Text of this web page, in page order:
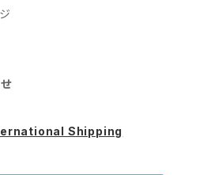
Shipping